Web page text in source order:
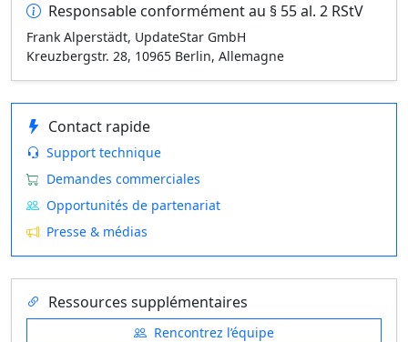
Responsable conformément au § 55 al. 2 RStV
Frank Alperstädt, UpdateStar GmbH
Kreuzbergstr. 28, 10965 Berlin, Allemagne
Contact rapide
Support technique
Demandes commerciales
Opportunités de partenariat
Presse & médias
Ressources supplémentaires
Rencontrez l’équipe